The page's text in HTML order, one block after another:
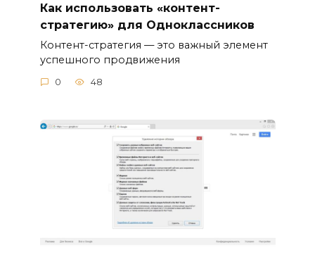
Как использовать «контент-
стратегию» для Одноклассников
Контент-стратегия — это важный элемент
успешного продвижения
0 48